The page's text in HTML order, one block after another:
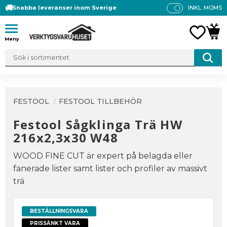
Meny
Snabba leveranser inom Sverige
P
INKL. MOMS
FESTOOL FESTOOL TILLBEHÖR
Festool Sågklinga Trä HW
216x2,3x30 W48
WOOD FINE CUT är expert på belagda eller
fanerade lister samt lister och profiler av massivt
trä
BESTÄLLNINGSVARA
PRISSÄNKT VARA